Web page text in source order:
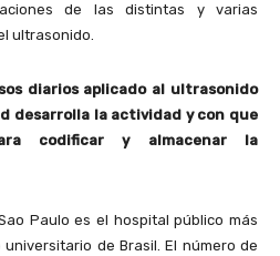
de las distintas y varias
ultrasonido.
diarios aplicado al ultrasonido
desarrolla la actividad y con que
codificar y almacenar la
Paulo es el hospital público más
de Brasil. El número de